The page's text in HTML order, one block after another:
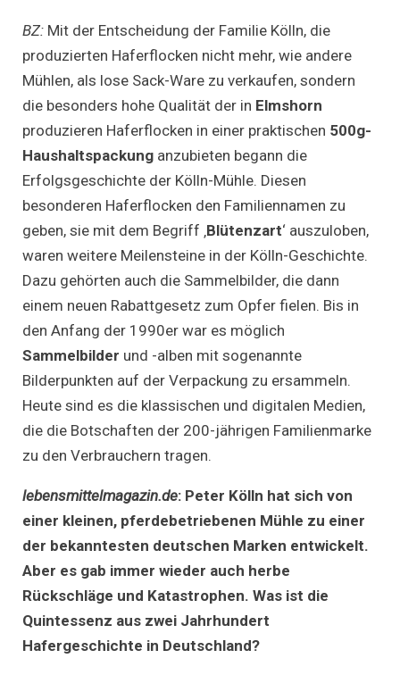
BZ: Mit der Entscheidung der Familie Kölln, die
produzierten Haferflocken nicht mehr, wie andere
Mühlen, als lose Sack-Ware zu verkaufen, sondern
die besonders hohe Qualität der in Elmshorn
produzieren Haferflocken in einer praktischen 500g-
Haushaltspackung anzubieten begann die
Erfolgsgeschichte der Kölln-Mühle. Diesen
besonderen Haferflocken den Familiennamen zu
geben, sie mit dem Begriff ‚ Blütenzart‘ auszuloben,
waren weitere Meilensteine in der Kölln-Geschichte.
Dazu gehörten auch die Sammelbilder, die dann
einem neuen Rabattgesetz zum Opfer fielen. Bis in
den Anfang der 1990er war es möglich
Sammelbilder und -alben mit sogenannte
Bilderpunkten auf der Verpackung zu ersammeln.
Heute sind es die klassischen und digitalen Medien,
die die Botschaften der 200-jährigen Familienmarke
zu den Verbrauchern tragen.
lebensmittelmagazin.de: Peter Kölln hat sich von
einer kleinen, pferdebetriebenen Mühle zu einer
der bekanntesten deutschen Marken entwickelt.
Aber es gab immer wieder auch herbe
Rückschläge und Katastrophen. Was ist die
Quintessenz aus zwei Jahrhundert
Hafergeschichte in Deutschland?